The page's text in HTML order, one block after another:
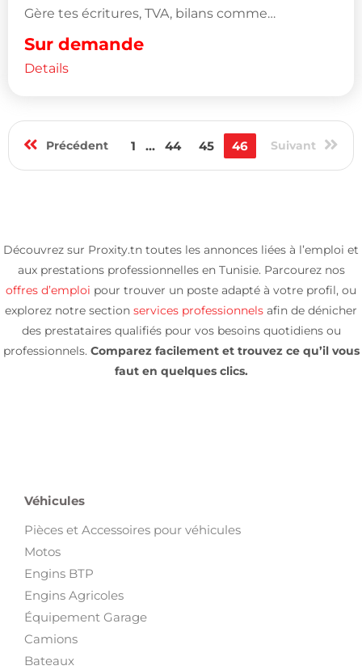
Gère tes écritures, TVA, bilans comme…
Sur demande
Details
Précédent 1 ... 44 45 46 Suivant
Découvrez sur Proxity.tn toutes les annonces liées à l’emploi et
aux prestations professionnelles en Tunisie. Parcourez nos
offres d’emploi pour trouver un poste adapté à votre profil, ou
explorez notre section services professionnels afin de dénicher
des prestataires qualifiés pour vos besoins quotidiens ou
professionnels. Comparez facilement et trouvez ce qu’il vous
faut en quelques clics.
Véhicules
Pièces et Accessoires pour véhicules
Motos
Engins BTP
Engins Agricoles
Équipement Garage
Camions
Bateaux